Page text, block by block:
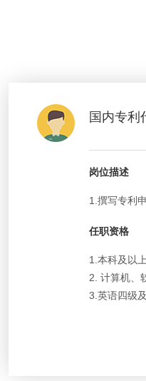
国内专利
岗位描述
1.撰写专利
任职资格
1.本科及以
2. 计算机、
3.英语四级